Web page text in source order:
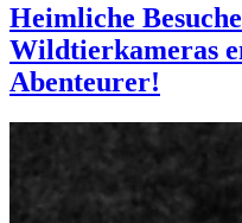
Heimliche
Wildtierkameras
Abenteurer!